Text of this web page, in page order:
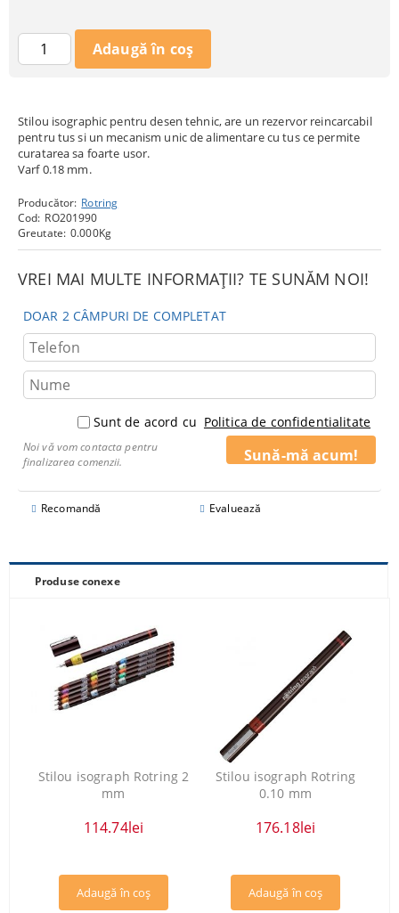
Stilou isographic pentru desen tehnic, are un rezervor reincarcabil
pentru tus si un mecanism unic de alimentare cu tus ce permite
curatarea sa foarte usor.
Varf 0.18 mm.
Producător: Rotring
Cod: RO201990
Greutate: 0.000Kg
VREI MAI MULTE INFORMAȚII? TE SUNĂM NOI!
DOAR 2 CÂMPURI DE COMPLETAT
Sunt de acord cu Politica de confidentialitate
Noi vă vom contacta pentru
finalizarea comenzii.
Recomandă Evaluează
Produse conexe
Stilou isograph Rotring 2
mm
114.74lei
Stilou isograph Rotring
0.10 mm
176.18lei